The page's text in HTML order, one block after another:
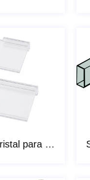
Porta Etiquetas Cristal para Peg Board